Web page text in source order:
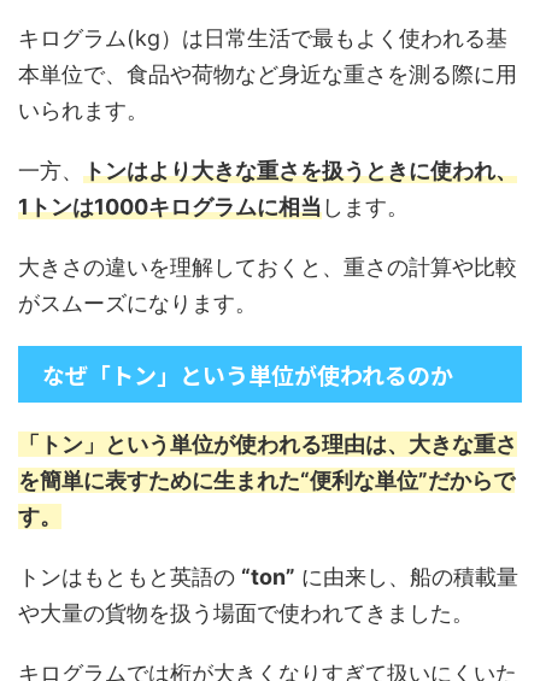
キログラム(kg）は日常生活で最もよく使われる基
本単位で、食品や荷物など身近な重さを測る際に用
いられます。
一方、 トンはより大きな重さを扱うときに使われ、
1トンは1000キログラムに相当します。
大きさの違いを理解しておくと、重さの計算や比較
がスムーズになります。
なぜ「トン」という単位が使われるのか
「トン」という単位が使われる理由は、 大きな重さ
を簡単に表すために生まれた“便利な単位”だからで
す。
トンはもともと英語の “ton” に由来し、船の積載量
や大量の貨物を扱う場面で使われてきました。
キログラムでは桁が大きくなりすぎて扱いにくいた